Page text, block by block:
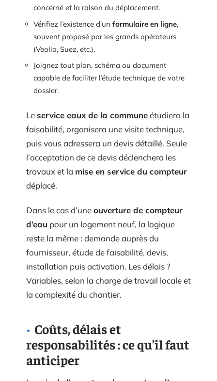
concerné et la raison du déplacement.
Vérifiez l’existence d’un formulaire en ligne,
souvent proposé par les grands opérateurs
(Veolia, Suez, etc.).
Joignez tout plan, schéma ou document
capable de faciliter l’étude technique de votre
dossier.
Leservice eaux de la communeétudiera la
faisabilité, organisera une visite technique,
puis vous adressera un devis détaillé. Seule
l’acceptation de ce devis déclenchera les
travaux et la mise en service du compteur
déplacé.
Dans le cas d’uneouverture de compteur
d’eau pour un logement neuf, la logique
reste la même : demande auprès du
fournisseur, étude de faisabilité, devis,
installation puis activation. Les délais ?
Variables, selon la charge de travail locale et
la complexité du chantier.
Coûts, délais et
responsabilités : ce qu’il faut
anticiper